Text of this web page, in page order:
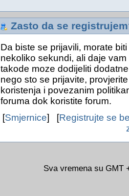
Zasto da se
Da biste se prijavili, morate
nekoliko sekundi, ali daje
takode moze dodijeliti
nego sto se prijavite,
koristenja i povezanim
foruma dok koristite forum.
[Smjernice] [Registrujte se
Sva vremena su GMT